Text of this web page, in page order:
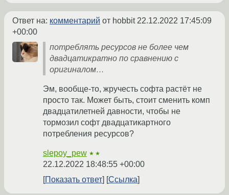
Ответ на: комментарий от hobbit 22.12.2022 17:45:09
+00:00
потреблять ресурсов не более чем
двадцатикратно по сравнению с
оригиналом…
Эм, вообще-то, жручесть софта растёт не
просто так. Может быть, стоит сменить комп
двадцатилетней давности, чтобы не
тормозил софт двадцатикартного
потребления ресурсов?
slepoy_pew ★★
22.12.2022 18:48:55 +00:00
Показать ответ
Ссылка